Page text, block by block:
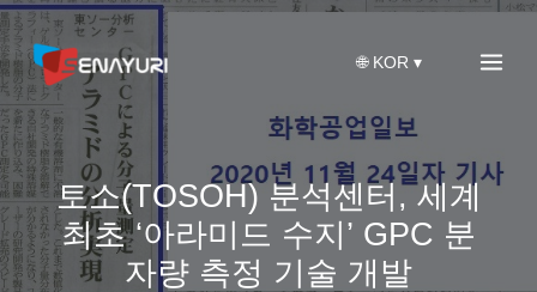
콘
텐
츠
로
건
너
뛰
기
🌐︎ KOR ▾
토소(TOSOH) 분석센터, 세계
최초 ‘아라미드 수지’ GPC 분
자량 측정 기술 개발